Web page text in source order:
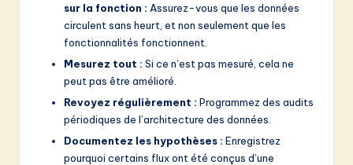
sur la fonction : Assurez-vous que les données
circulent sans heurt, et non seulement que les
fonctionnalités fonctionnent.
Mesurez tout : Si ce n’est pas mesuré, cela ne
peut pas être amélioré.
Revoyez régulièrement : Programmez des audits
périodiques de l’architecture des données.
Documentez les hypothèses : Enregistrez
pourquoi certains flux ont été conçus d’une